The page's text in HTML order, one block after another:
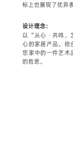
标上也展现了优异表
设计理念：
以“从心·共鸣，
心的家居产品。结
您家中的一件艺术
的哲思。